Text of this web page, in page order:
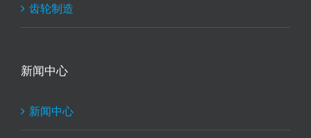
齿轮制造
新闻中心
新闻中心